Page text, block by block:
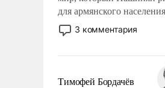
для армянского
Мир, где этому населению
должны просто по
политические прожекты
беспрекословно
3 комментария
Тимофей Бордачёв